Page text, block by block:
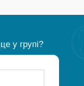
у групі?